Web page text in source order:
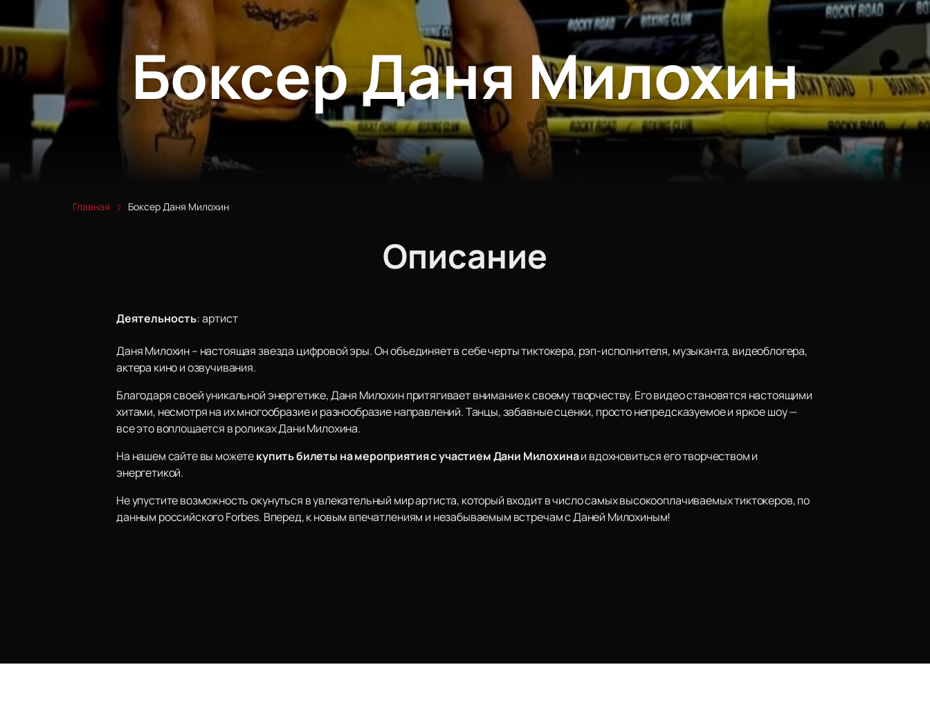
Боксер Даня Милохин
Главная Боксер Даня Милохин
Описание
Деятельность:артист
Даня Милохин – настоящая звезда цифровой эры. Он объединяет в себе черты тиктокера, рэп-исполнителя, музыканта, видеоблогера,
актера кино и озвучивания.
Благодаря своей уникальной энергетике, Даня Милохин притягивает внимание к своему творчеству. Его видео становятся настоящими
хитами, несмотря на их многообразие и разнообразие направлений. Танцы, забавные сценки, просто непредсказуемое и яркое шоу —
все это воплощается в роликах Дани Милохина.
На нашем сайте вы можетекупить билеты на мероприятия с участием Дани Милохинаи вдохновиться его творчеством и
энергетикой.
Не упустите возможность окунуться в увлекательный мир артиста, который входит в число самых высокооплачиваемых тиктокеров, по
данным российского Forbes. Вперед, к новым впечатлениям и незабываемым встречам с Даней Милохиным!